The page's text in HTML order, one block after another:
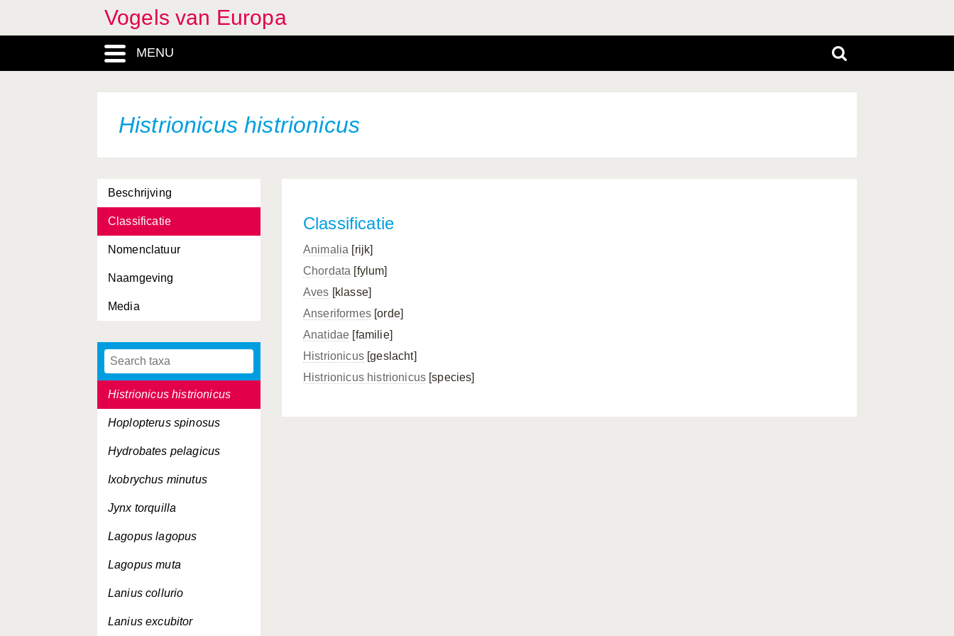
Vogels van Europa
MENU
Histrionicus histrionicus
Beschrijving
Classificatie
Nomenclatuur
Naamgeving
Media
Gyps fulvus
Haematopus ostralegus
Hippolais caligata
Hippolais icterina
Hippolais olivetorum
Hippolais pallida
Hippolais polyglotta
Hirundo rustica
Histrionicus histrionicus
Hoplopterus spinosus
Hydrobates pelagicus
Ixobrychus minutus
Jynx torquilla
Lagopus lagopus
Lagopus muta
Lanius collurio
Lanius excubitor
Classificatie
Animalia [rijk]
Chordata [fylum]
Aves [klasse]
Anseriformes[orde]
Anatidae [familie]
Histrionicus[geslacht]
Histrionicus histrionicus [species]